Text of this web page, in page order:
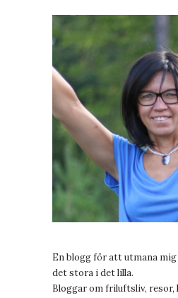
En blogg för att utmana
det stora i det lilla.
Bloggar om friluftsliv, resor,